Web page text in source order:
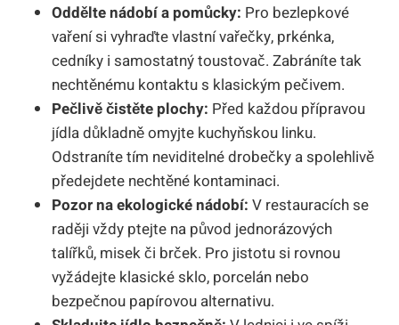
Oddělte nádobí a pomůcky: Pro bezlepkové
vaření si vyhraďte vlastní vařečky, prkénka,
cedníky i samostatný toustovač. Zabráníte tak
nechtěnému kontaktu s klasickým pečivem.
Pečlivě čistěte plochy: Před každou přípravou
jídla důkladně omyjte kuchyňskou linku.
Odstraníte tím neviditelné drobečky a spolehlivě
předejdete nechtěné kontaminaci.
Pozor na ekologické nádobí: V restauracích se
raději vždy ptejte na původ jednorázových
talířků, misek či brček. Pro jistotu si rovnou
vyžádejte klasické sklo, porcelán nebo
bezpečnou papírovou alternativu.